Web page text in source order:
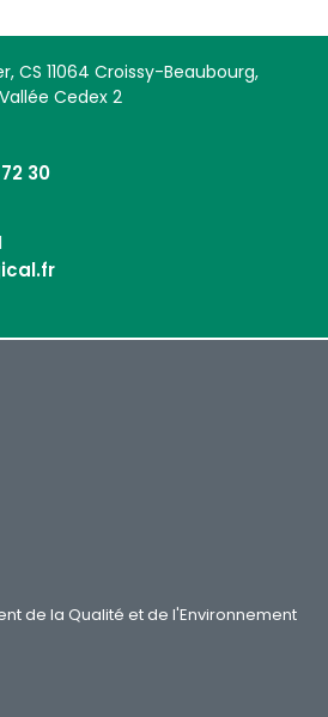
CS 11064 Croissy-Beaubourg,
Cedex 2
30
de la Qualité et de l'Environnement